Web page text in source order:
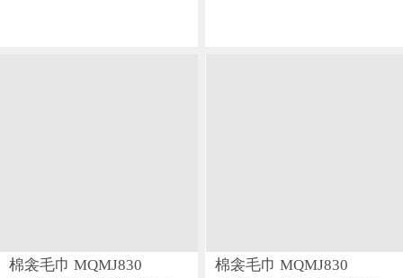
棉衾毛巾 MQMJ830 棉衾毛巾 MQMJ830